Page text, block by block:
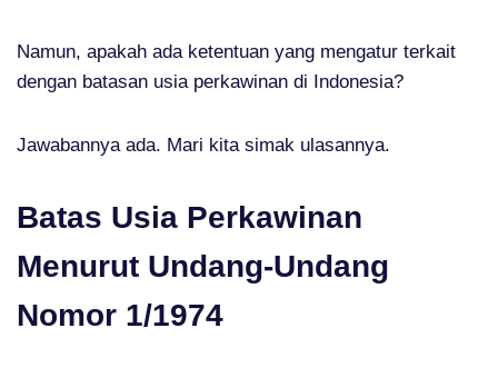
Namun, apakah ada ketentuan yang mengatur terkait
dengan batasan usia perkawinan di Indonesia?
Jawabannya ada. Mari kita simak ulasannya.
Batas Usia Perkawinan
Menurut Undang-Undang
Nomor 1/1974